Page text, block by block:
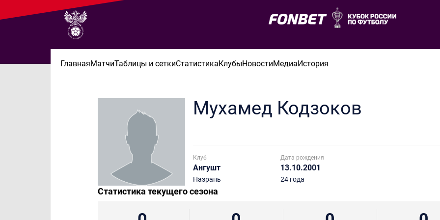
ГлавнаяМатчиТаблицы и сеткиСтатистикаКлубыНовостиМедиаИстория
Мухамед Кодзоков
Клуб
Ангушт
Назрань
Дата рождения
13.10.2001
24 года
Статистика текущего сезона